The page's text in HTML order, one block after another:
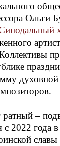
Ольги
ратный –
с 2022 года